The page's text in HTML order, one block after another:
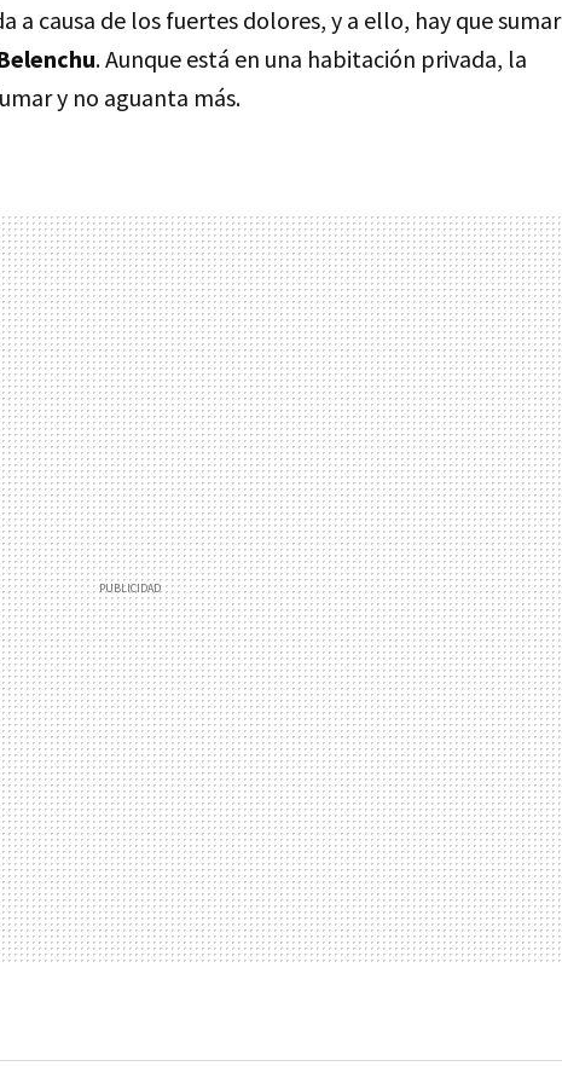
a causa de los fuertes dolores, y a ello, hay que sumar
. Aunque está en una habitación privada, la
y no aguanta más.